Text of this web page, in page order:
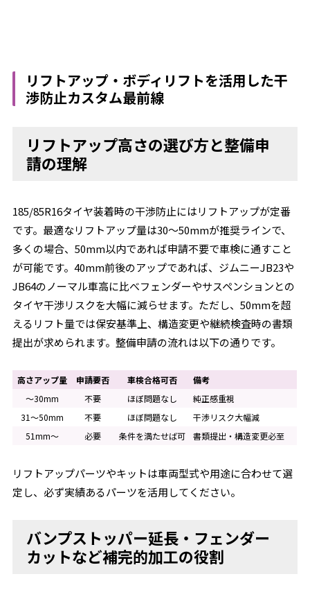
リフトアップ・ボディリフトを活用した干
渉防止カスタム最前線
リフトアップ高さの選び方と整備申
請の理解
185/85R16タイヤ装着時の干渉防止にはリフトアップが定番
です。最適なリフトアップ量は30～50mmが推奨ラインで、
多くの場合、50mm以内であれば申請不要で車検に通すこと
が可能です。40mm前後のアップであれば、ジムニーJB23や
JB64のノーマル車高に比べフェンダーやサスペンションとの
タイヤ干渉リスクを大幅に減らせます。ただし、50mmを超
えるリフト量では保安基準上、構造変更や継続検査時の書類
提出が求められます。整備申請の流れは以下の通りです。
高さアップ量 申請要否 車検合格可否
備考
～30mm
不要 ほぼ問題なし
純正感重視
31～50mm
不要 ほぼ問題なし
干渉リスク大幅減
51mm～
必要 条件を満たせば可 書類提出・構造変更必至
リフトアップパーツやキットは車両型式や用途に合わせて選
定し、必ず実績あるパーツを活用してください。
バンプストッパー延長・フェンダー
カットなど補完的加工の役割